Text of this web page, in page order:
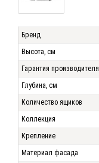
Бренд
Высота, см
Гарантия производителя
Глубина, см
Количество ящиков
Коллекция
Крепление
Материал фасада